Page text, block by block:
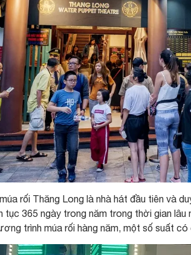
rối Thăng Long là nhà hát đầu tiên và
tục 365 ngày trong năm trong thời gian
trình múa rối hàng năm, một số suất